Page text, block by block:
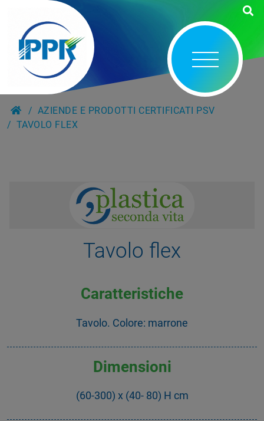
AZIENDE E PRODOTTI CERTIFICATI PSV
TAVOLO FLEX
Tavolo flex
Caratteristiche
Tavolo. Colore: marrone
Dimensioni
(60-300) x (40- 80) H cm